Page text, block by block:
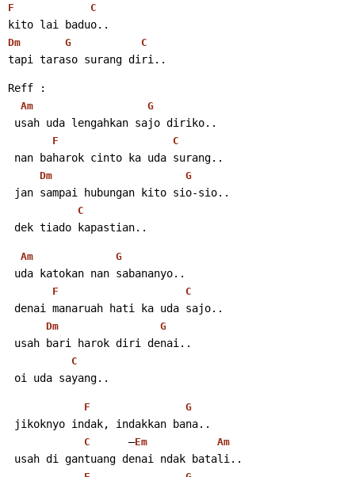
F C
kito lai baduo..
Dm G C
tapi taraso surang diri..
Reff :
Am G
usah uda lengahkan sajo diriko..
F C
nan baharok cinto ka uda surang..
Dm G
jan sampai hubungan kito sio-sio..
C
dek tiado kapastian..
Am G
uda katokan nan sabananyo..
F C
denai manaruah hati ka uda sajo..
Dm G
usah bari harok diri denai..
C
oi uda sayang..
F G
jikoknyo indak, indakkan bana..
C
      –
Em Am
usah di gantuang denai ndak batali..